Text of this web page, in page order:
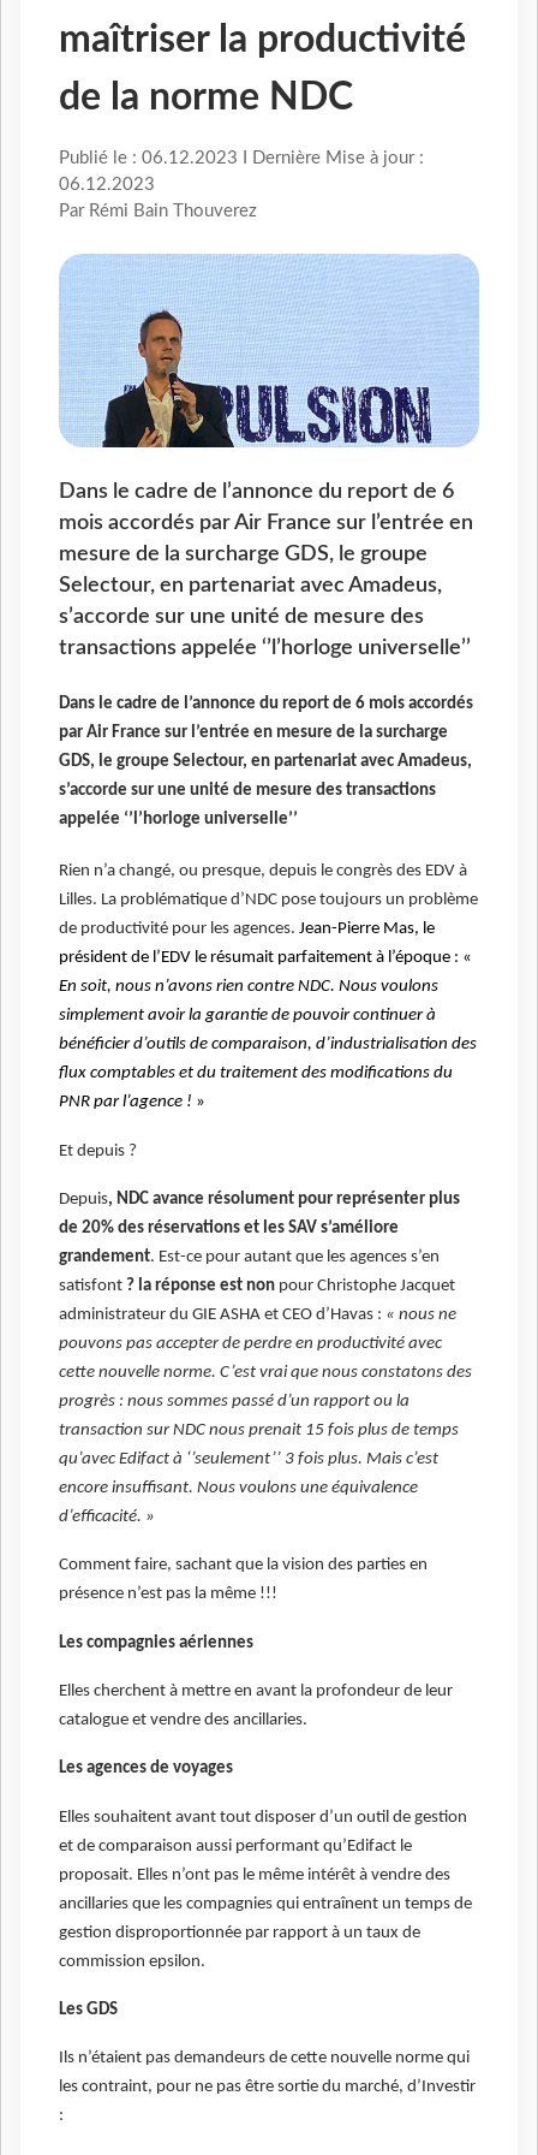
maîtriser la productivité
de la norme NDC
Publié le : 06.12.2023 I Dernière Mise à jour :
06.12.2023
Par Rémi Bain Thouverez
Dans le cadre de l’annonce du report de 6
mois accordés par Air France sur l’entrée en
mesure de la surcharge GDS, le groupe
Selectour, en partenariat avec Amadeus,
s’accorde sur une unité de mesure des
transactions appelée ‘’l’horloge universelle’’
Dans le cadre de l’annonce du report de 6 mois accordés
par Air France sur l’entrée en mesure de la surcharge
GDS, le groupe Selectour, en partenariat avec Amadeus,
s’accorde sur une unité de mesure des transactions
appelée ‘’l’horloge universelle’’
Rien n’a changé, ou presque, depuis le congrès des EDV à
Lilles. La problématique d’NDC pose toujours un problème
de productivité pour les agences. Jean-Pierre Mas, le
président de l’EDV le résumait parfaitement à l’époque : «
En soit, nous n’avons rien contre NDC. Nous voulons
simplement avoir la garantie de pouvoir continuer à
bénéficier d’outils de comparaison, d’industrialisation des
flux comptables et du traitement des modifications du
PNR par l’agence ! »
Et depuis ?
Depuis, NDC avance résolument pour représenter plus
de 20% des réservations et les SAV s’améliore
grandement. Est-ce pour autant que les agences s’en
satisfont ? la réponse est non pour Christophe Jacquet
administrateur du GIE ASHA et CEO d’Havas : « nous ne
pouvons pas accepter de perdre en productivité avec
cette nouvelle norme. C’est vrai que nous constatons des
progrès : nous sommes passé d’un rapport ou la
transaction sur NDC nous prenait 15 fois plus de temps
qu’avec Edifact à ‘’seulement’’ 3 fois plus. Mais c’est
encore insuffisant. Nous voulons une équivalence
d’efficacité. »
Comment faire, sachant que la vision des parties en
présence n’est pas la même !!!
Les compagnies aériennes
Elles cherchent à mettre en avant la profondeur de leur
catalogue et vendre des ancillaries.
Les agences de voyages
Elles souhaitent avant tout disposer d’un outil de gestion
et de comparaison aussi performant qu’Edifact le
proposait. Elles n’ont pas le même intérêt à vendre des
ancillaries que les compagnies qui entraînent un temps de
gestion disproportionnée par rapport à un taux de
commission epsilon.
Les GDS
Ils n’étaient pas demandeurs de cette nouvelle norme qui
les contraint, pour ne pas être sortie du marché, d’Investir
: